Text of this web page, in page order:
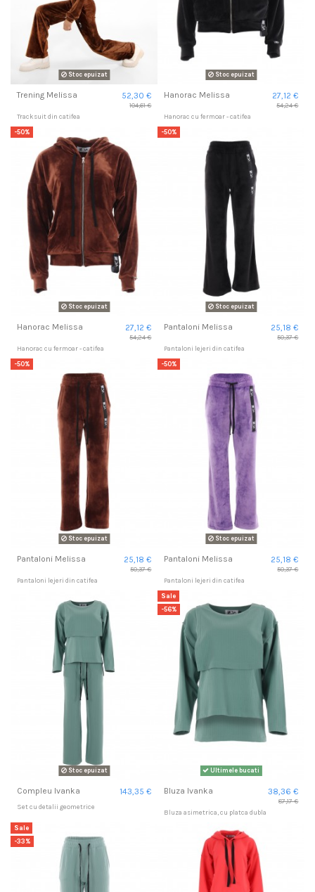
Stoc epuizat
Trening Melissa 52,30 €
104,61 €
Tracksuit din catifea
Stoc epuizat
Hanorac Melissa 27,12 €
54,24 €
Hanorac cu fermoar - catifea
-50%
Stoc epuizat
Hanorac Melissa 27,12 €
54,24 €
Hanorac cu fermoar - catifea
-50%
Stoc epuizat
Pantaloni Melissa 25,18 €
50,37 €
Pantaloni lejeri din catifea
-50%
Stoc epuizat
Pantaloni Melissa 25,18 €
50,37 €
Pantaloni lejeri din catifea
-50%
Stoc epuizat
Pantaloni Melissa 25,18 €
50,37 €
Pantaloni lejeri din catifea
Stoc epuizat
Compleu Ivanka 143,35 €
Set cu detalii geometrice
Sale
-56%
Ultimele bucati
Bluza Ivanka 38,36 €
87,17 €
Bluza asimetrica, cu platca dubla
Sale
-33%